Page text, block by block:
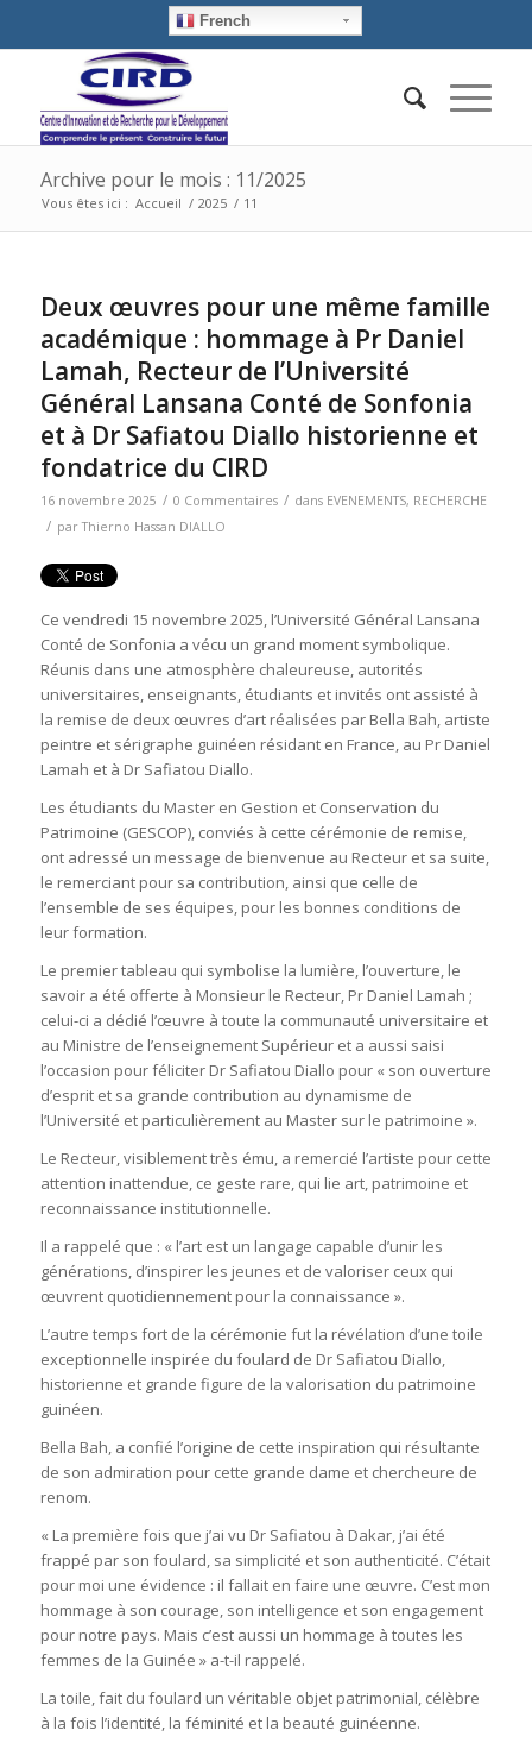
French
Archive pour le mois : 11/2025
Vous êtes ici : Accueil / 2025 / 11
Deux œuvres pour une même famille
académique : hommage à Pr Daniel
Lamah, Recteur de l’Université
Général Lansana Conté de Sonfonia
et à Dr Safiatou Diallo historienne et
fondatrice du CIRD
16 novembre 2025 / 0 Commentaires / dans EVENEMENTS, RECHERCHE
/ parThierno Hassan DIALLO
Ce vendredi 15 novembre 2025, l’Université Général Lansana
Conté de Sonfonia a vécu un grand moment symbolique.
Réunis dans une atmosphère chaleureuse, autorités
universitaires, enseignants, étudiants et invités ont assisté à
la remise de deux œuvres d’art réalisées par Bella Bah, artiste
peintre et sérigraphe guinéen résidant en France, au Pr Daniel
Lamah et à Dr Safiatou Diallo.
Les étudiants du Master en Gestion et Conservation du
Patrimoine (GESCOP), conviés à cette cérémonie de remise,
ont adressé un message de bienvenue au Recteur et sa suite,
le remerciant pour sa contribution, ainsi que celle de
l’ensemble de ses équipes, pour les bonnes conditions de
leur formation.
Le premier tableau qui symbolise la lumière, l’ouverture, le
savoir a été offerte à Monsieur le Recteur, Pr Daniel Lamah ;
celui-ci a dédié l’œuvre à toute la communauté universitaire et
au Ministre de l’enseignement Supérieur et a aussi saisi
l’occasion pour féliciter Dr Safiatou Diallo pour « son ouverture
d’esprit et sa grande contribution au dynamisme de
l’Université et particulièrement au Master sur le patrimoine ».
Le Recteur, visiblement très ému, a remercié l’artiste pour cette
attention inattendue, ce geste rare, qui lie art, patrimoine et
reconnaissance institutionnelle.
Il a rappelé que : « l’art est un langage capable d’unir les
générations, d’inspirer les jeunes et de valoriser ceux qui
œuvrent quotidiennement pour la connaissance ».
L’autre temps fort de la cérémonie fut la révélation d’une toile
exceptionnelle inspirée du foulard de Dr Safiatou Diallo,
historienne et grande figure de la valorisation du patrimoine
guinéen.
Bella Bah, a confié l’origine de cette inspiration qui résultante
de son admiration pour cette grande dame et chercheure de
renom.
« La première fois que j’ai vu Dr Safiatou à Dakar, j’ai été
frappé par son foulard, sa simplicité et son authenticité. C’était
pour moi une évidence : il fallait en faire une œuvre. C’est mon
hommage à son courage, son intelligence et son engagement
pour notre pays. Mais c’est aussi un hommage à toutes les
femmes de la Guinée » a-t-il rappelé.
La toile, fait du foulard un véritable objet patrimonial, célèbre
à la fois l’identité, la féminité et la beauté guinéenne.